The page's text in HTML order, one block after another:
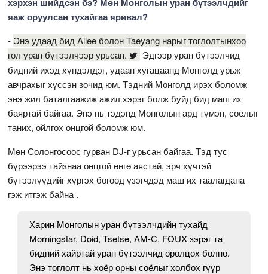
яаж оруулсан тухайгаа яривал?
- Энэ удаад бид Ailee болон Taeyang нарыг тоглолтынхоо
гол уран бүтээлчээр урьсан.
Эдгээр уран бүтээлчид
бидний ихэд хүндэлдэг, удаан хугацаанд Монголд урьж
авчрахыг хүссэн зочид юм. Тэдний Монголд ирэх боломж
энэ жил баталгаажиж ажил хэрэг болж буйд бид маш их
баяртай байгаа. Энэ нь тэдэнд Монголын ард түмэн, соёлыг
таних, ойлгох онцгой боломж юм.
Мөн Солонгосоос гурван DJ-г урьсан байгаа. Тэд тус
бүрээрээ тайзнаа онцгой өнгө аястай, эрч хүчтэй
бүтээлүүдийг хүргэх бөгөөд үзэгчдэд маш их таалагдана
гэж итгэж байна .
Харин Монголын уран бүтээлчдийн тухайд
Morningstar, Doid, Tsetse, AM-C, FOUX зэрэг та
бидний хайртай уран бүтээлчид оролцох болно.
Энэ тоглолт нь хоёр орны соёлыг холбох гүүр